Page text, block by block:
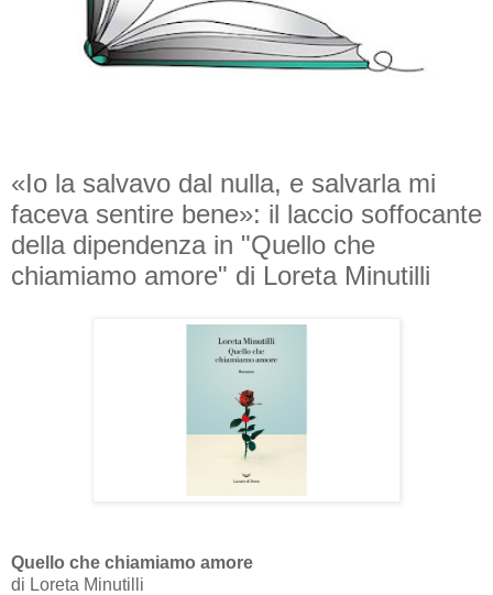
«Io la salvavo dal nulla, e salvarla mi
faceva sentire bene»: il laccio soffocante
della dipendenza in "Quello che
chiamiamo amore" di Loreta Minutilli
Quello che chiamiamo amore
di Loreta Minutilli